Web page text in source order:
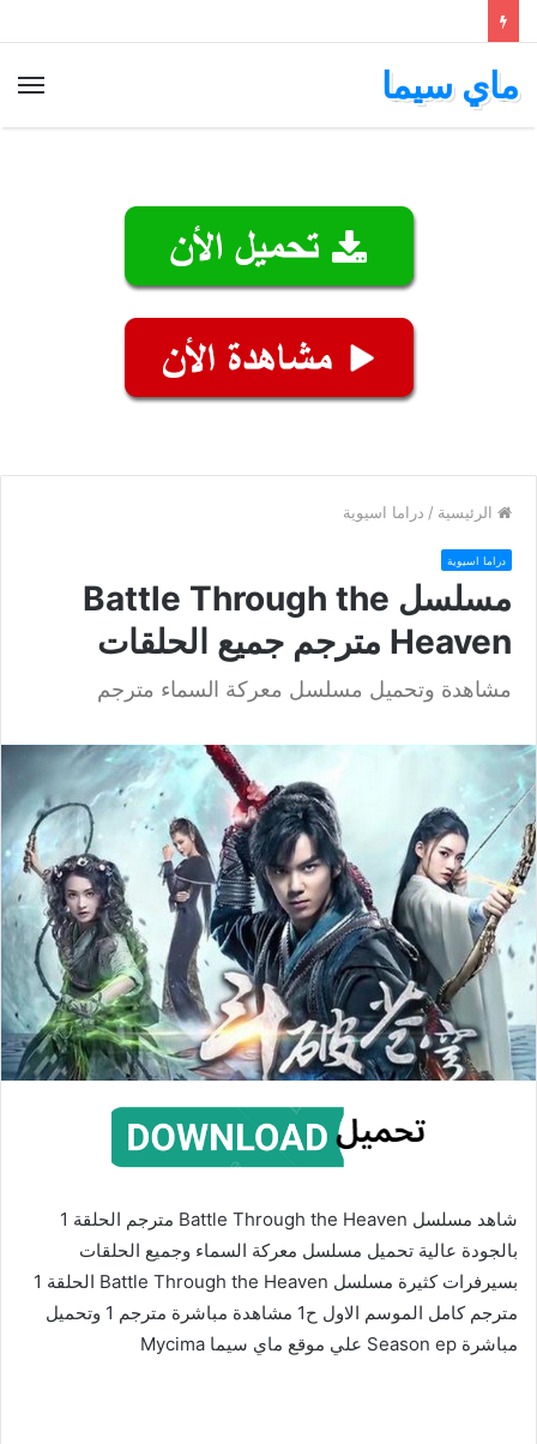
ماي سيما
الرئيسية / دراما اسيوية
دراما اسيوية
مسلسل Battle Through the
Heaven مترجم جميع الحلقات
مشاهدة وتحميل مسلسل معركة السماء مترجم
شاهد مسلسل Battle Through the Heaven مترجم الحلقة 1
بالجودة عالية تحميل مسلسل معركة السماء وجميع الحلقات
بسيرفرات كثيرة مسلسل Battle Through the Heaven الحلقة 1
مترجم كامل الموسم الاول ح1 مشاهدة مباشرة مترجم 1 وتحميل
مباشرة Season ep علي موقع ماي سيما Mycima